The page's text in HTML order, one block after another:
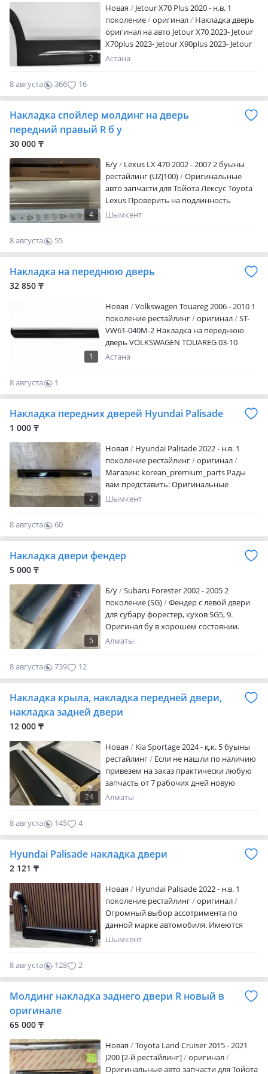
2
Новая
Jetour X70 Plus 2020 - н.в. 1
поколение
оригинал
Накладка дверь
оригинал на авто Jetour X70 2023- Jetour
X70plus 2023- Jetour X90plus 2023- Jetour
Dashing Цены уточняем по телефону
Астана
8 августа 366 16
Накладка спойлер молдинг на дверь
передний правый R б у
30 000 ₸
4
Б/y
Lexus LX 470 2002 - 2007 2 буыны
рестайлинг (UZJ100)
Оригинальные
авто запчасти для Тойота Лексус Toyota
Lexus Проверить на подлинность
можно в любом TOYOTA LEXUS центре
Автомобиля. Наши магазины находятся;
Г. Шымкент, Тажибаева 56, а также есть
миру и СНГ, а также отправка По
региону РК.
Шымкент
8 августа
55
0
Накладка на переднюю дверь
32 850 ₸
1
Новая
Volkswagen Touareg 2006 - 2010 1
поколение рестайлинг
оригинал
ST-
VW61-040M-2 Накладка на переднюю
дверь VOLKSWAGEN TOUAREG 03-10
Наличие и актуальную цену уточняйте у
Астана
8 августа
1
0
Накладка передних дверей Hyundai Palisade
1 000 ₸
2
Новая
Hyundai Palisade 2022 - н.в. 1
поколение рестайлинг
оригинал
Магазин: korean_premium_parts Рады
вам представить: Оригинальные
запчасти Новые и б/у По самым
Кузовные детали, оптику, расходники, и
прочие запчасти! В наличии и
Без выходных!
Шымкент
8 августа
60
0
Накладка двери фендер
5 000 ₸
5
Б/y
Subaru Forester 2002 - 2005 2
поколение (SG)
Фендер с левой двери
для субару форестер, кухов SG5, 9.
Оригинал бу в хорошем состоянии.
Привезен из Японии. Все преилегия
или зад. Уточняйте наличие. Работаем с
регионами. Просьба звонить с 9 до 18.
Воскресенье выходной день. Всем
Алматы
8 августа 739 12
Накладка крыла, накладка передней двери,
накладка задней двери
12 000 ₸
24
Новая
Kia Sportage 2024 - қ.к. 5 буыны
рестайлинг
Если не нашли по наличию
привезем на заказ практически любую
запчасть от 7 рабочих дней новую
оригинал. Накладка переднего заднего
подбор запчастей только по vin коду
автомобиля.
Алматы
8 августа 145 4
Hyundai Palisade накладка двери
2 121 ₸
5
Новая
Hyundai Palisade 2022 - н.в. 1
поколение рестайлинг
оригинал
Огромный выбор ассотримента по
данной марке автомобиля. Имеются
новые и б/у оригинальные детали.
дней, авиа доставка Корея-Казахстан.
Принимаем и отправляем заказы по
Шымкент
8 августа 128 2
Молдинг накладка заднего двери R новый в
оригинале
65 000 ₸
Новая
Toyota Land Cruiser 2015 - 2021
J200 [2-й рестайлинг]
оригинал
Оригинальные авто запчасти для Тойота